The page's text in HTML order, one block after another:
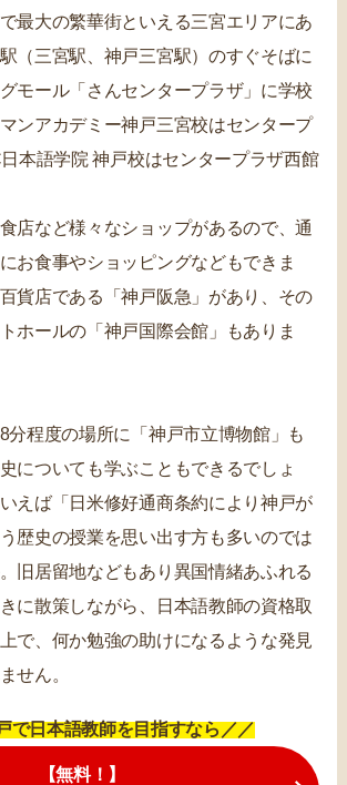
最大の繁華街といえる三宮エリアにあ
（三宮駅、神戸三宮駅）のすぐそばに
モール「さんセンタープラザ」に学校
ンアカデミー神戸三宮校はセンタープ
本語学院 神戸校はセンタープラザ西館
店など様々なショップがあるので、通
お食事やショッピングなどもできま
貨店である「神戸阪急」があり、その
ホールの「神戸国際会館」もありま
分程度の場所に「神戸市立博物館」も
についても学ぶこともできるでしょ
えば「日米修好通商条約により神戸が
歴史の授業を思い出す方も多いのでは
旧居留地などもあり異国情緒あふれる
に散策しながら、日本語教師の資格取
で、何か勉強の助けになるような発見
せん。
で日本語教師を目指すなら／／
【無料！】